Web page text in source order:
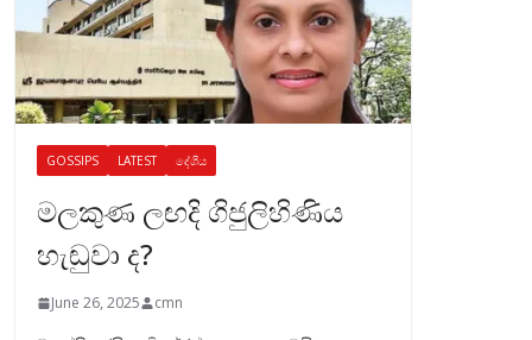
GOSSIPS LATEST දේශීය
මලකුණ ලඟදි ගිජුලිහිණිය
හැඬුවා ද?
June 26, 2025 cmn